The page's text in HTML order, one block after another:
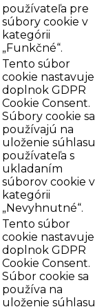
používateľa pre
súbory cookie v
kategórii
„Funkčné“.
Tento súbor
cookie nastavuje
doplnok GDPR
Cookie Consent.
Súbory cookie sa
používajú na
uloženie súhlasu
používateľa s
ukladaním
súborov cookie v
kategórii
„Nevyhnutné“.
Tento súbor
cookie nastavuje
doplnok GDPR
Cookie Consent.
Súbor cookie sa
používa na
uloženie súhlasu